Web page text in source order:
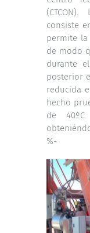
consiste
permite la
de modo
durante
posterior
reducida
hecho
de
%-